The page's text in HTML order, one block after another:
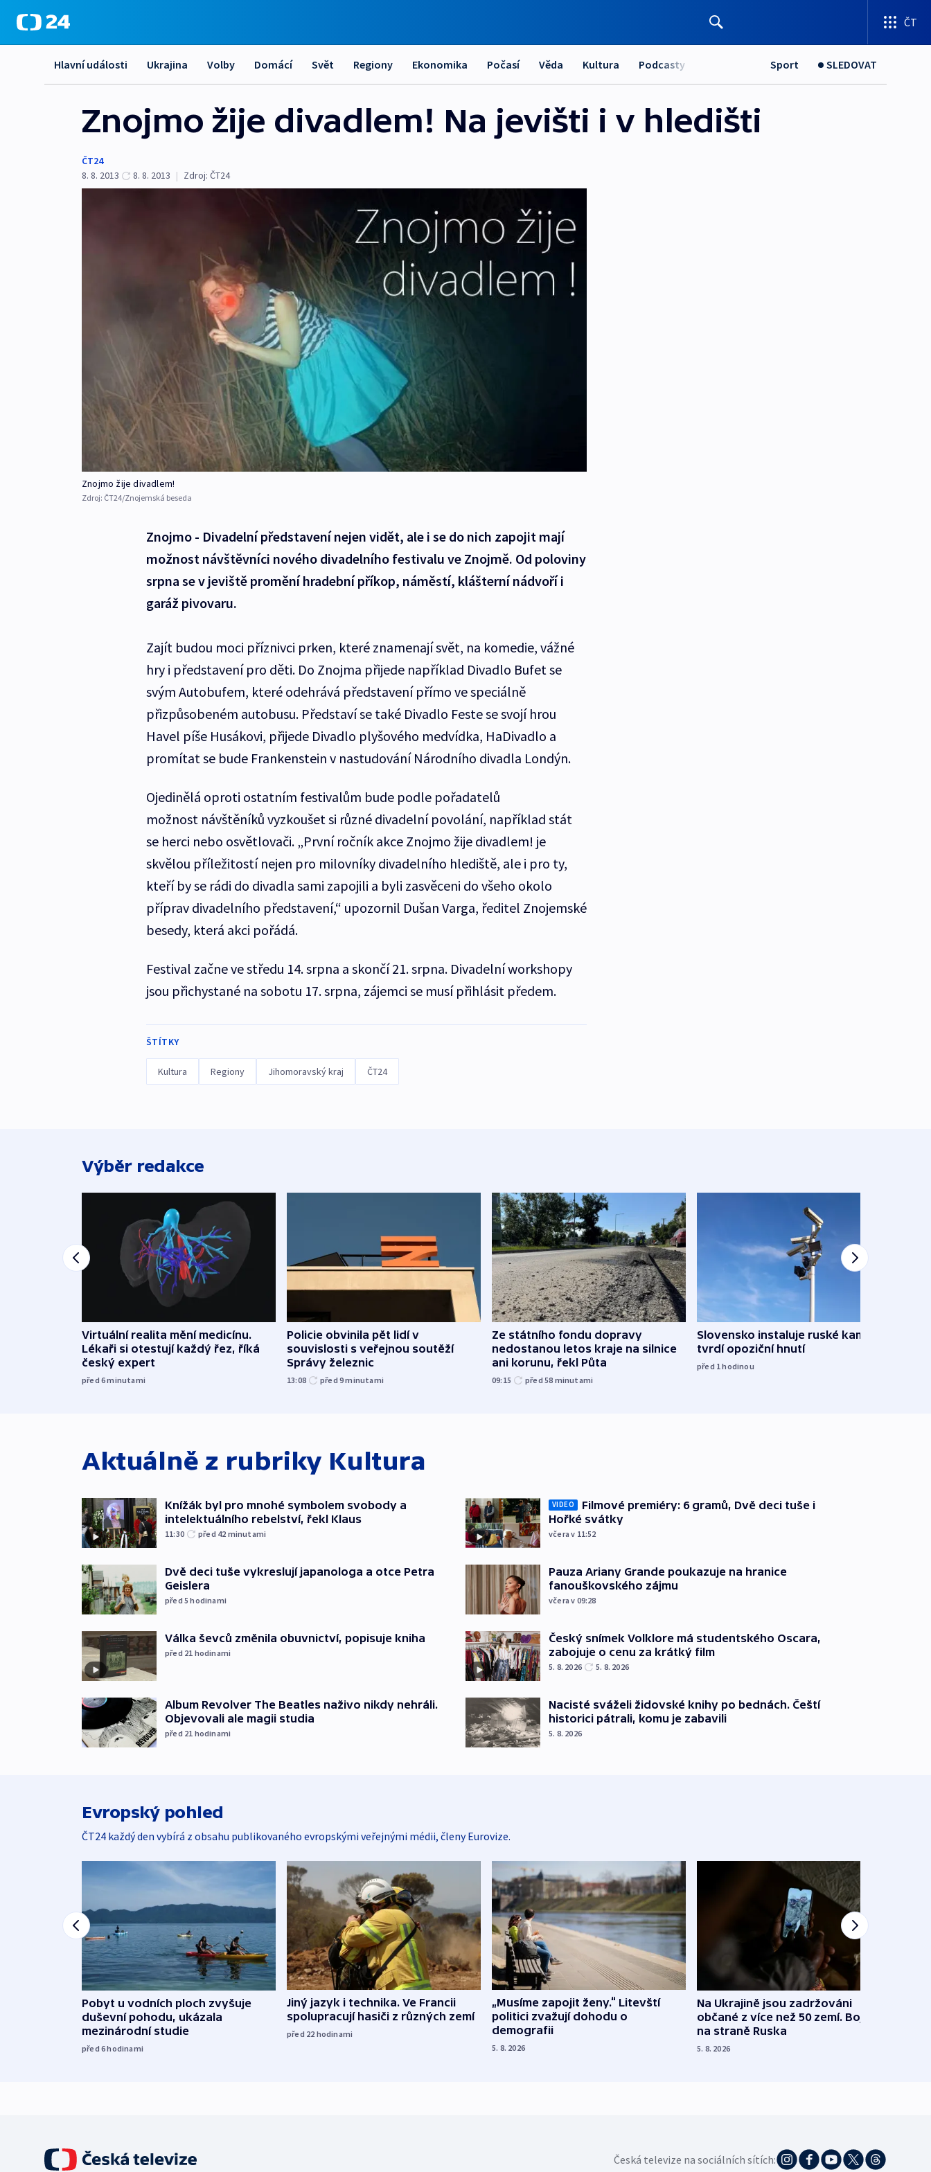
ČT
Hlavní události Ukrajina Volby Domácí Svět Regiony Ekonomika Počasí Věda Kultura Podcasty Sport SLEDOVAT
Znojmo žije divadlem! Na jevišti i v hledišti
ČT24
8. 8. 2013
8. 8. 2013 | Zdroj: ČT24
Znojmo žije divadlem!
Zdroj: ČT24/Znojemská beseda
Znojmo - Divadelní představení nejen vidět, ale i se do nich zapojit mají
možnost návštěvníci nového divadelního festivalu ve Znojmě. Od poloviny
srpna se v jeviště promění hradební příkop, náměstí, klášterní nádvoří i
garáž pivovaru.
Zajít budou moci příznivci prken, které znamenají svět, na komedie, vážné
hry i představení pro děti. Do Znojma přijede například Divadlo Bufet se
svým Autobufem, které odehrává představení přímo ve speciálně
přizpůsobeném autobusu. Představí se také Divadlo Feste se svojí hrou
Havel píše Husákovi, přijede Divadlo plyšového medvídka, HaDivadlo a
promítat se bude Frankenstein v nastudování Národního divadla Londýn.
Ojedinělá oproti ostatním festivalům bude podle pořadatelů
možnost návštěníků vyzkoušet si různé divadelní povolání, například stát
se herci nebo osvětlovači. „První ročník akce Znojmo žije divadlem! je
skvělou příležitostí nejen pro milovníky divadelního hlediště, ale i pro ty,
kteří by se rádi do divadla sami zapojili a byli zasvěceni do všeho okolo
příprav divadelního představení,“ upozornil Dušan Varga, ředitel Znojemské
besedy, která akci pořádá.
Festival začne ve středu 14. srpna a skončí 21. srpna. Divadelní workshopy
jsou přichystané na sobotu 17. srpna, zájemci se musí přihlásit předem.
ŠTÍTKY
Kultura Regiony Jihomoravský kraj ČT24
Výběr redakce
Virtuální realita mění medicínu.
Lékaři si otestují každý řez, říká
český expert
před 6minutami
Policie obvinila pět lidí v
souvislosti s veřejnou soutěží
Správy železnic
13:08 před 9minutami
Ze státního fondu dopravy
nedostanou letos kraje na silnice
ani korunu, řekl Půta
09:15 před 58 minutami
Slovensko instaluje ruské kamery,
tvrdí opoziční hnutí
před 1hodinou
Aktuálně z rubriky Kultura
Knížák byl pro mnohé symbolem svobody a
intelektuálního rebelství, řekl Klaus
11:30 před 42 minutami
Dvě deci tuše vykreslují japanologa a otce Petra
Geislera
před 5hodinami
Válka ševců změnila obuvnictví, popisuje kniha
před 21 hodinami
Album Revolver The Beatles naživo nikdy nehráli.
Objevovali ale magii studia
před 21 hodinami
VIDEO
Filmové premiéry: 6 gramů, Dvě deci tuše i
Hořké svátky
včera v 11:52
Pauza Ariany Grande poukazuje na hranice
fanouškovského zájmu
včera v 09:28
Český snímek Volklore má studentského Oscara,
zabojuje o cenu za krátký film
5. 8. 2026 5. 8. 2026
Nacisté sváželi židovské knihy po bednách. Čeští
historici pátrali, komu je zabavili
5. 8. 2026
Evropský pohled
ČT24 každý den vybírá z obsahu publikovaného evropskými veřejnými médii, členy Eurovize.
Pobyt u vodních ploch zvyšuje
duševní pohodu, ukázala
mezinárodní studie
před 6hodinami
Jiný jazyk i technika. Ve Francii
spolupracují hasiči z různých zemí
před 22 hodinami
„Musíme zapojit ženy.“ Litevští
politici zvažují dohodu o
demografii
5. 8. 2026
Na Ukrajině jsou zadržováni
občané z více než 50 zemí. Bojovali
na straně Ruska
5. 8. 2026
Česká televize na sociálních sítích: